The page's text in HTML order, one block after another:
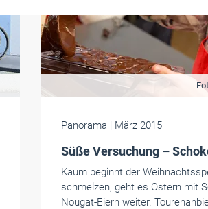
Panorama | März 2015
Süße Versuchung –
Kaum beginnt der
schmelzen, geht es Ostern mit
Nougat-Eiern weiter.